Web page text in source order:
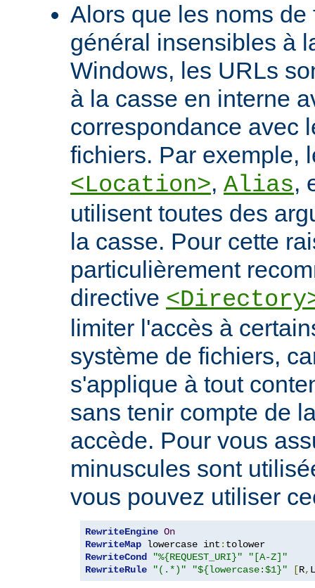
Alors que les noms
général insensibles à
Windows, les URLs
à la casse en interne
correspondance avec
fichiers. Par exemple,
<Location>, Alias,
utilisent toutes des
la casse. Pour cette
particulièrement
directive
limiter l'accès à
système de fichiers,
s'applique à tout
sans tenir compte de
accède. Pour vous
minuscules sont
vous pouvez utiliser
RewriteEngine On
RewriteMap lowercase int :
RewriteCond
"%{REQUEST_URI}"
"[A-Z]"
RewriteRule
"(.*)" "${lowercase:$1}" [R, L